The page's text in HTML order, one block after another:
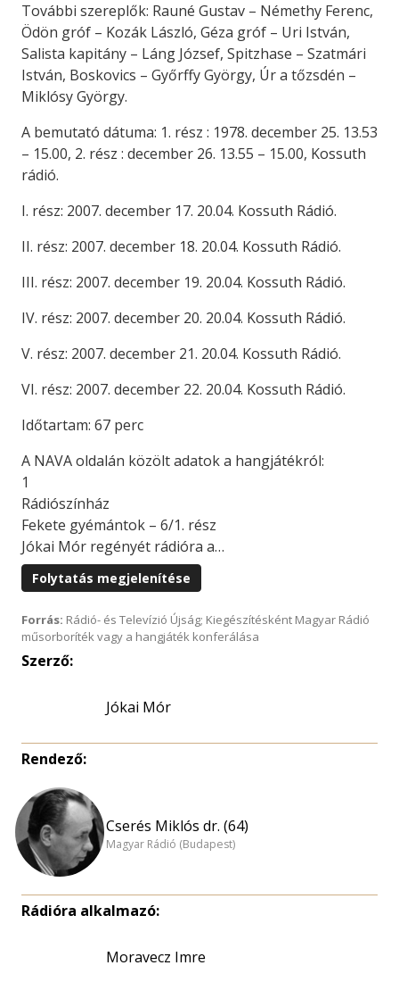
További szereplők: Rauné Gustav – Némethy Ferenc,
Ödön gróf – Kozák László, Géza gróf – Uri István,
Salista kapitány – Láng József, Spitzhase – Szatmári
István, Boskovics – Győrffy György, Úr a tőzsdén –
Miklósy György.
A bemutató dátuma: 1. rész : 1978. december 25. 13.53
– 15.00, 2. rész : december 26. 13.55 – 15.00, Kossuth
rádió.
I. rész: 2007. december 17. 20.04. Kossuth Rádió.
II. rész: 2007. december 18. 20.04. Kossuth Rádió.
III. rész: 2007. december 19. 20.04. Kossuth Rádió.
IV. rész: 2007. december 20. 20.04. Kossuth Rádió.
V. rész: 2007. december 21. 20.04. Kossuth Rádió.
VI. rész: 2007. december 22. 20.04. Kossuth Rádió.
Időtartam: 67 perc
A NAVA oldalán közölt adatok a hangjátékról:
1
Rádiószínház
Fekete gyémántok – 6/1. rész
Jókai Mór regényét rádióra a…
Folytatás megjelenítése
Forrás: Rádió- és Televízió Újság; Kiegészítésként Magyar Rádió
műsorboríték vagy a hangjáték konferálása
Szerző:
Jókai Mór
Rendező:
Cserés Miklós dr. (64)
Magyar Rádió (Budapest)
Rádióra alkalmazó:
Moravecz Imre